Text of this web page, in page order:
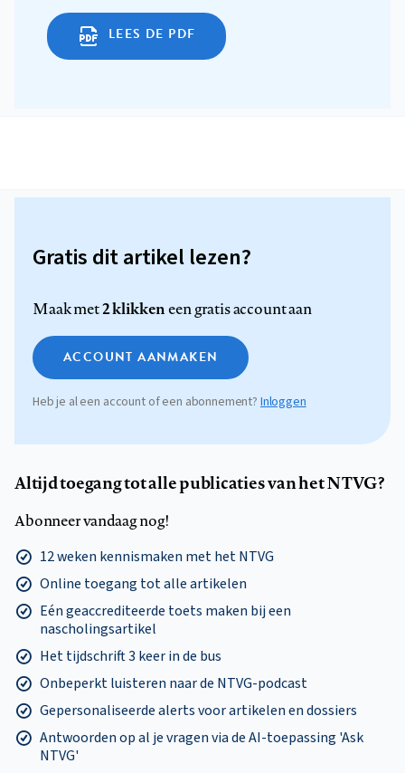
LEES DE PDF
Gratis dit artikel lezen?
Maak met2 klikkeneen gratis account aan
ACCOUNT AANMAKEN
Heb je al een account of een abonnement? Inloggen
Altijd toegang tot alle publicaties van het NTVG?
Abonneer vandaag nog!
12 weken kennismaken met het NTVG
Online toegang tot alle artikelen
Eén geaccrediteerde toets maken bij een
nascholingsartikel
Het tijdschrift 3 keer in de bus
Onbeperkt luisteren naar de NTVG-podcast
Gepersonaliseerde alerts voor artikelen en dossiers
Antwoorden op al je vragen via de AI-toepassing 'Ask
NTVG'